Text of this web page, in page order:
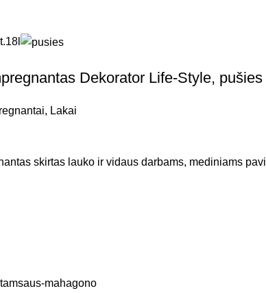
18l
Dekorator Life-Style, pušies
, Lakai
skirtas lauko ir vidaus darbams, mediniams